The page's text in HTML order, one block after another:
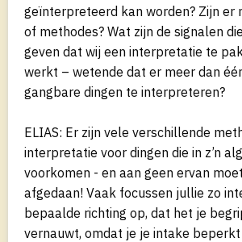
geïnterpreteerd kan worden? Zijn er
of methodes? Wat zijn de signalen
geven dat wij een interpretatie te
werkt – wetende dat er meer dan
gangbare dingen te interpreteren?
ELIAS: Er zijn vele verschillende
interpretatie voor dingen die in z’n
voorkomen - en aan geen ervan
afgedaan! Vaak focussen jullie zo
bepaalde richting op, dat het je
vernauwt, omdat je je intake